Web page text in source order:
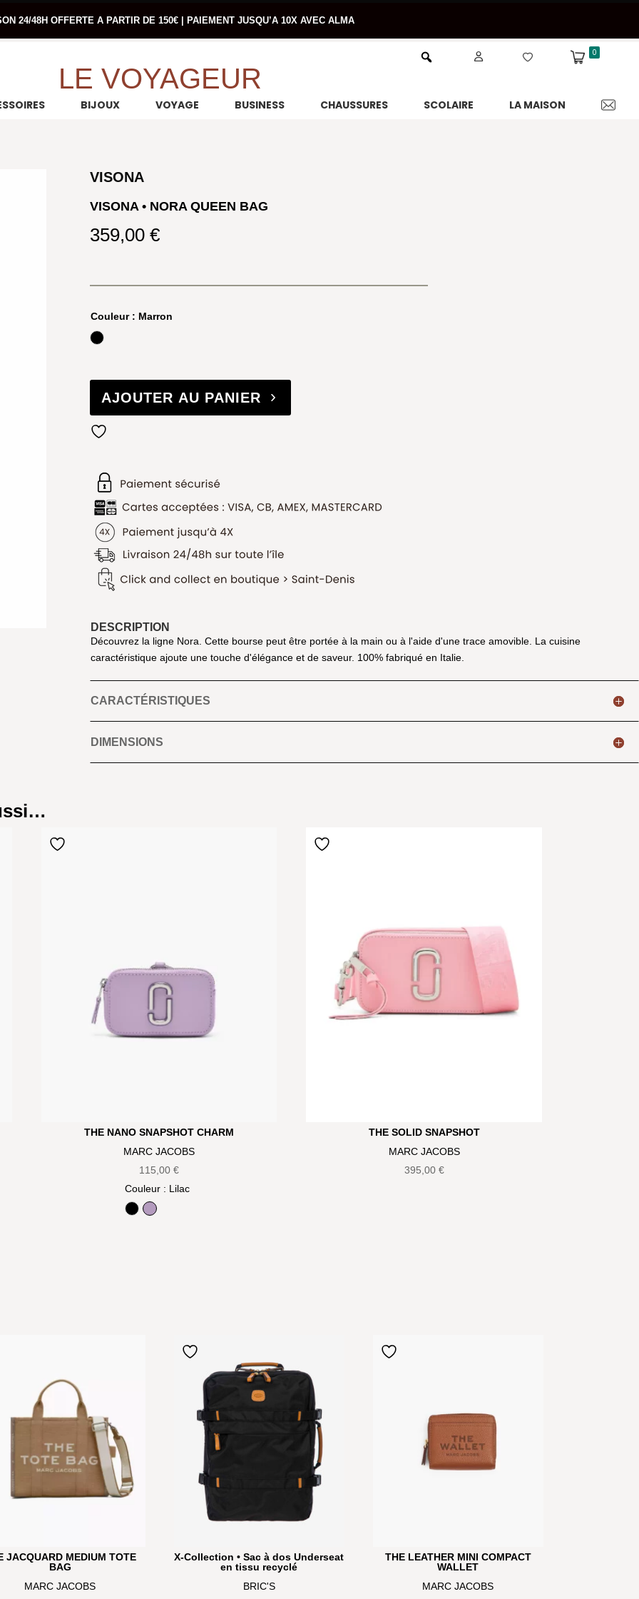
24/48H OFFERTE A PARTIR DE 150€ | PAIEMENT JUSQU’A 10X AVEC ALMA
0
LE VOYAGEUR
BIJOUX VOYAGE BUSINESS CHAUSSURES SCOLAIRE LA MAISON
VISONA
VISONA • NORA QUEEN BAG
359,00 €
Couleur: Marron
Noir
AJOUTER AU PANIER
DESCRIPTION
Découvrez la ligne Nora. Cette bourse peut être portée à la main ou à l'aide d'une trace amovible. La cuisine
caractéristique ajoute une touche d'élégance et de saveur. 100% fabriqué en Italie.
CARACTÉRISTIQUES
DIMENSIONS
THE NANO SNAPSHOT CHARM
MARC JACOBS
115,00€
Couleur : Lilac
BlackLilac
THE SOLID SNAPSHOT
MARC JACOBS
395,00 €
JACQUARD MEDIUM TOTE
BAG
MARC JACOBS
X-Collection • Sac à dos Underseat
en tissu recyclé
BRIC'S
THE LEATHER MINI COMPACT
WALLET
MARC JACOBS